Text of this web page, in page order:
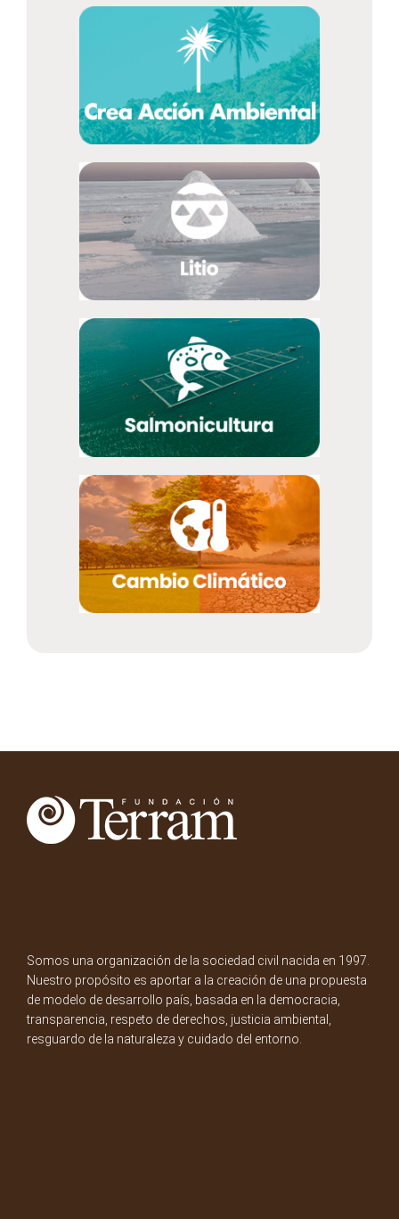
Somos una organización de la sociedad civil nacida en 1997.
Nuestro propósito es aportar a la creación de una propuesta
de modelo de desarrollo país, basada en la democracia,
transparencia, respeto de derechos, justicia ambiental,
resguardo de la naturaleza y cuidado del entorno.